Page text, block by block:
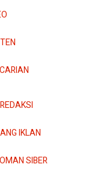
IKLAN
SIBER